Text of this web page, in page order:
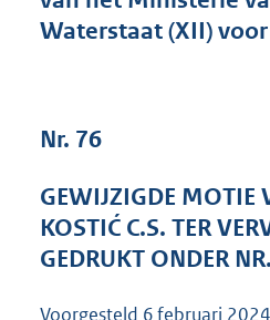
Waterstaat (XII)
Nr. 76
GEWIJZIGDE MOTIE
KOSTIĆ C.S. TER
GEDRUKT ONDER
Voorgesteld 6 februari 2024